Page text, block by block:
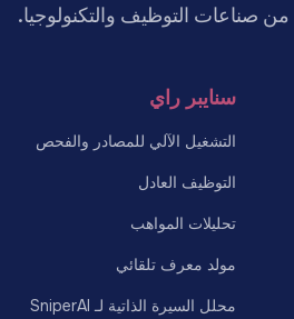
من صناعات التوظيف والتكنولوجيا.
سنايبر راي
التشغيل الآلي للمصادر والفحص
التوظيف العادل
تحليلات المواهب
مولد معرف تلقائي
محلل السيرة الذاتية لـ SniperAI